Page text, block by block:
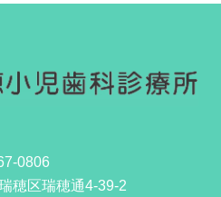
0806
穂区瑞穂通4-39-2